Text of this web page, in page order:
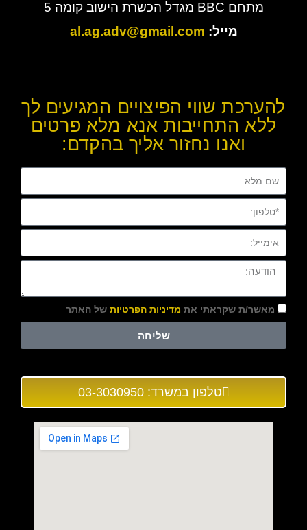
מתחם BBC מגדל הכשרת הישוב קומה 5
מייל: al.ag.adv@gmail.com
להערכת שווי הפיצויים המגיעים לך
ללא התחייבות אנא מלא פרטים
ואנו נחזור אליך בהקדם:
מאשר/ת שקראתי את מדיניות הפרטיות של האתר
שליחה
טלפון במשרד: 03-3030950